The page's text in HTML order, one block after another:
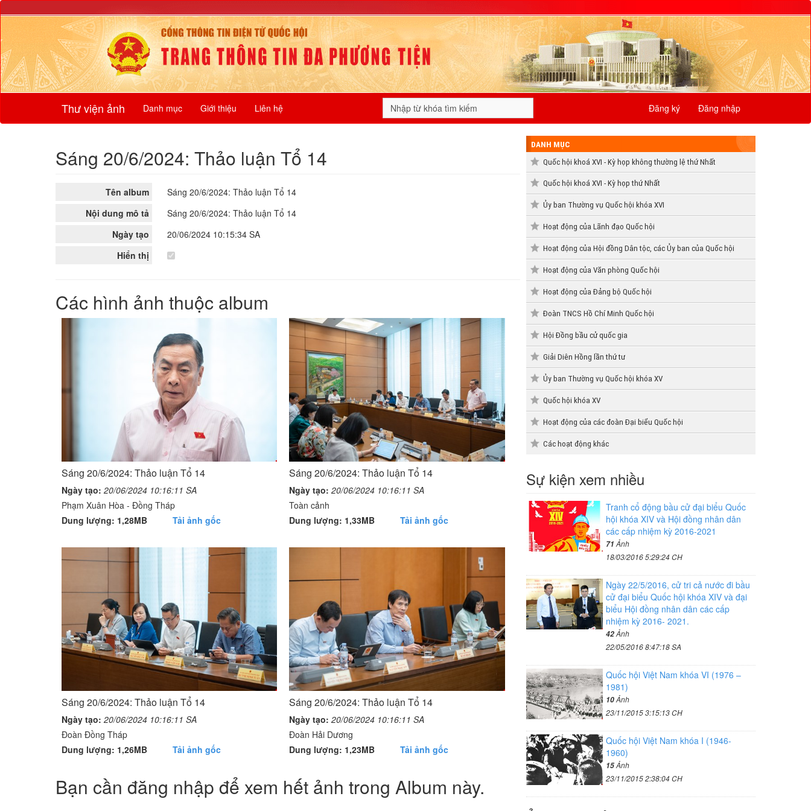
Thư viện ảnh Danh mục Giới thiệu Liên hệ Đăng ký Đăng nhập
Sáng 20/6/2024: Thảo luận Tổ 14
Tên album
Sáng 20/6/2024: Thảo luận Tổ 14
Nội dung mô tả
Sáng 20/6/2024: Thảo luận Tổ 14
Ngày tạo
20/06/2024 10:15:34 SA
Hiển thị
Các hình ảnh thuộc album
Sáng 20/6/2024: Thảo luận Tổ 14
Ngày tạo: 20/06/2024 10:16:11 SA
Phạm Xuân Hòa - Đồng Tháp
Dung lượng: 1,28MB
Tải ảnh gốc
Sáng 20/6/2024: Thảo luận Tổ 14
Ngày tạo: 20/06/2024 10:16:11 SA
Toàn cảnh
Dung lượng: 1,33MB
Tải ảnh gốc
Sáng 20/6/2024: Thảo luận Tổ 14
Ngày tạo: 20/06/2024 10:16:11 SA
Đoàn Đồng Tháp
Dung lượng: 1,26MB
Tải ảnh gốc
Sáng 20/6/2024: Thảo luận Tổ 14
Ngày tạo: 20/06/2024 10:16:11 SA
Đoàn Hải Dương
Dung lượng: 1,23MB
Tải ảnh gốc
Bạn cần đăng nhập để xem hết ảnh trong Album này.
DANH MỤC
Quốc hội khoá XVI - Kỳ họp không thường lệ thứ Nhất
Quốc hội khoá XVI - Kỳ họp thứ Nhất
Ủy ban Thường vụ Quốc hội khóa XVI
Hoạt động của Lãnh đạo Quốc hội
Hoạt động của Hội đồng Dân tộc, các Ủy ban của Quốc hội
Hoạt động của Văn phòng Quốc hội
Hoạt động của Đảng bộ Quốc hội
Đoàn TNCS Hồ Chí Minh Quốc hội
Hội Đồng bầu cử quốc gia
Giải Diên Hồng lần thứ tư
Ủy ban Thường vụ Quốc hội khóa XV
Quốc hội khóa XV
Hoạt động của các đoàn Đại biểu Quốc hội
Các hoạt động khác
Sự kiện xem nhiều
Tranh cổ động bầu cử đại biểu Quốc
hội khóa XIV và Hội đồng nhân dân
các cấp nhiệm kỳ 2016-2021
71 Ảnh
18/03/2016 5:29:24 CH
Ngày 22/5/2016, cử tri cả nước đi bầu
cử đại biểu Quốc hội khóa XIV và đại
biểu Hội đồng nhân dân các cấp
nhiệm kỳ 2016- 2021.
42Ảnh
22/05/2016 8:47:18 SA
Quốc hội Việt Nam khóa VI (1976 –
1981)
10Ảnh
23/11/2015 3:15:13 CH
Quốc hội Việt Nam khóa I (1946-
1960)
15Ảnh
23/11/2015 2:38:04 CH